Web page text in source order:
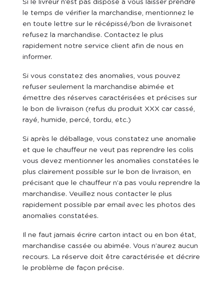
Si le livreur n’est pas disposé à vous laisser prendre
le temps de vérifier la marchandise, mentionnez le
en toute lettre sur le récépissé/bon de livraisonet
refusez la marchandise. Contactez le plus
rapidement notre service client afin de nous en
informer.
Si vous constatez des anomalies, vous pouvez
refuser seulement la marchandise abimée et
émettre des réserves caractérisées et précises sur
le bon de livraison (refus du produit XXX car cassé,
rayé, humide, percé, tordu, etc.)
Si après le déballage, vous constatez une anomalie
et que le chauffeur ne veut pas reprendre les colis
vous devez mentionner les anomalies constatées le
plus clairement possible sur le bon de livraison, en
précisant que le chauffeur n’a pas voulu reprendre la
marchandise. Veuillez nous contacter le plus
rapidement possible par email avec les photos des
anomalies constatées.
Il ne faut jamais écrire carton intact ou en bon état,
marchandise cassée ou abimée. Vous n’aurez aucun
recours. La réserve doit être caractérisée et décrire
le problème de façon précise.